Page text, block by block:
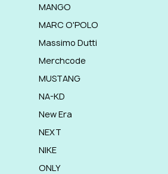
MANGO
MARC O'POLO
Massimo Dutti
Merchcode
MUSTANG
NA-KD
New Era
NEXT
NIKE
ONLY